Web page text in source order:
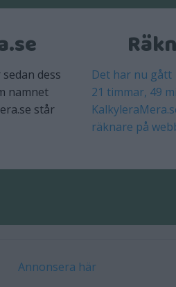
dess
namnet
står
Det har nu gått
21 timmar, 49
räknare på
Annonsera här